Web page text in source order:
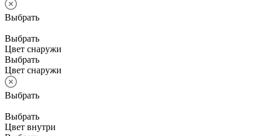
Выбрать
Выбрать
Цвет снаружи
Выбрать
Цвет снаружи
Выбрать
Выбрать
Цвет внутри